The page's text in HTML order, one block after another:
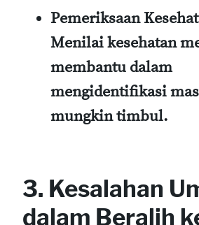
Pemeriksaan
Menilai kesehatan
membantu dalam
mengidentifikasi
mungkin timbul.
3. Kesalahan
dalam Beralih